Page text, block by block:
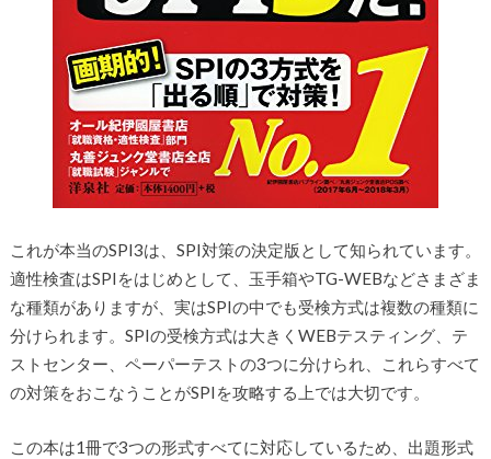
これが本当のSPI3は、SPI対策の決定版として知られています。
適性検査はSPIをはじめとして、玉手箱やTG-WEBなどさまざま
な種類がありますが、実はSPIの中でも受検方式は複数の種類に
分けられます。SPIの受検方式は大きくWEBテスティング、テ
ストセンター、ペーパーテストの3つに分けられ、これらすべて
の対策をおこなうことがSPIを攻略する上では大切です。
この本は1冊で3つの形式すべてに対応しているため、出題形式